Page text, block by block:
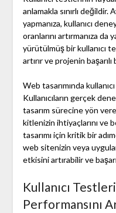
anlamakla sınırlı değildir.
yapmanıza, kullanıcı
oranlarını artırmanıza da
yürütülmüş bir kullanıcı
artırır ve projenin
Web tasarımında
Kullanıcıların gerçek
tasarım sürecine yön
kitlenizin ihtiyaçlarını ve
tasarımı için kritik bir
web sitenizin veya
etkisini artırabilir ve
Kullanıcı
Performansını